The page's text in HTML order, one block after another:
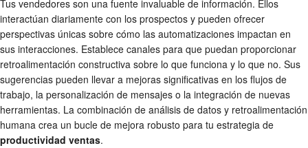
Tus vendedores son una fuente invaluable de información. Ellos
interactúan diariamente con los prospectos y pueden ofrecer
perspectivas únicas sobre cómo las automatizaciones impactan en
sus interacciones. Establece canales para que puedan proporcionar
retroalimentación constructiva sobre lo que funciona y lo que no. Sus
sugerencias pueden llevar a mejoras significativas en los flujos de
trabajo, la personalización de mensajes o la integración de nuevas
herramientas. La combinación de análisis de datos y retroalimentación
humana crea un bucle de mejora robusto para tu estrategia de
productividad ventas.